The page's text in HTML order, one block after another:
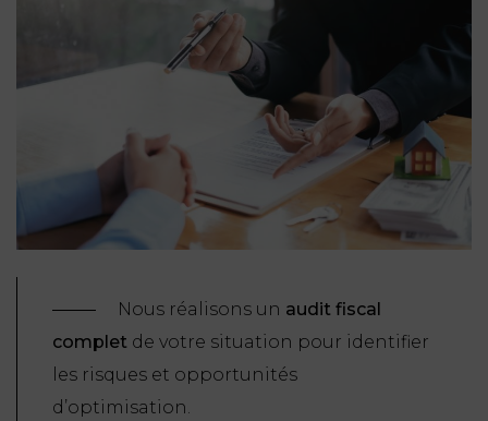
Nous réalisons un audit fiscal
complet de votre situation pour identifier
les risques et opportunités
d’optimisation.